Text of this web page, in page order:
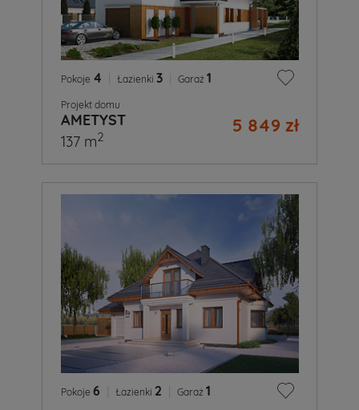
Pokoje 4 Łazienki 3 Garaż 1
Projekt domu
AMETYST 5 849 zł
137 m2
Pokoje 6 Łazienki 2 Garaż 1